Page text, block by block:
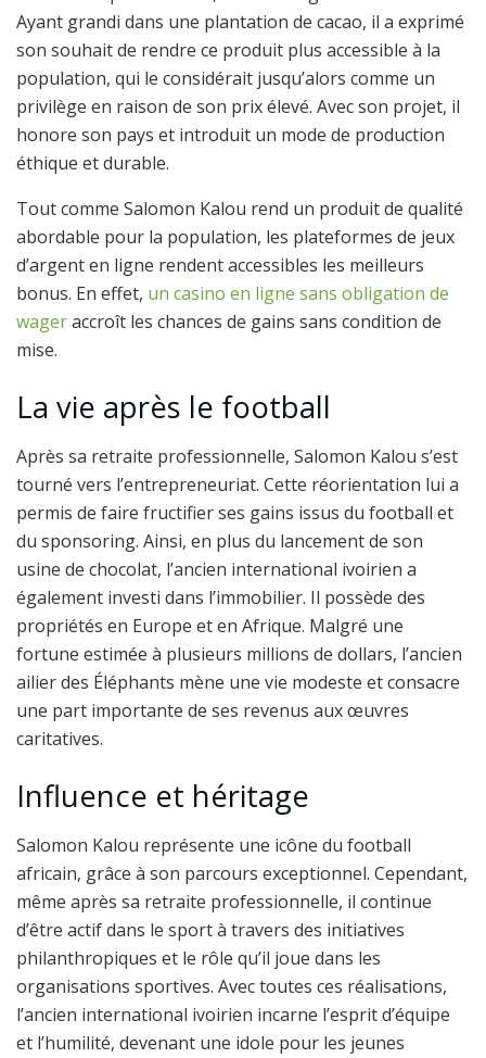
Ayant grandi dans une plantation de cacao, il a exprimé
son souhait de rendre ce produit plus accessible à la
population, qui le considérait jusqu’alors comme un
privilège en raison de son prix élevé. Avec son projet, il
honore son pays et introduit un mode de production
éthique et durable.
Tout comme Salomon Kalou rend un produit de qualité
abordable pour la population, les plateformes de jeux
d’argent en ligne rendent accessibles les meilleurs
bonus. En effet, un casino en ligne sans obligation de
wageraccroît les chances de gains sans condition de
mise.
La vie après le football
Après sa retraite professionnelle, Salomon Kalou s’est
tourné vers l’entrepreneuriat. Cette réorientation lui a
permis de faire fructifier ses gains issus du football et
du sponsoring. Ainsi, en plus du lancement de son
usine de chocolat, l’ancien international ivoirien a
également investi dans l’immobilier. Il possède des
propriétés en Europe et en Afrique. Malgré une
fortune estimée à plusieurs millions de dollars, l’ancien
ailier des Éléphants mène une vie modeste et consacre
une part importante de ses revenus aux œuvres
caritatives.
Influence et héritage
Salomon Kalou représente une icône du football
africain, grâce à son parcours exceptionnel. Cependant,
même après sa retraite professionnelle, il continue
d’être actif dans le sport à travers des initiatives
philanthropiques et le rôle qu’il joue dans les
organisations sportives. Avec toutes ces réalisations,
l’ancien international ivoirien incarne l’esprit d’équipe
et l’humilité, devenant une idole pour les jeunes